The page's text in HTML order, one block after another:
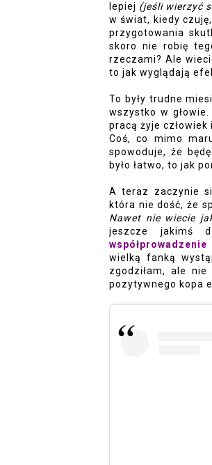
lepiej (jeśli wierzyć
w świat, kiedy
przygotowania
skoro nie robię
rzeczami? Ale
to jak wyglądają
To były trudne
wszystko w
pracą żyje człowiek
Coś, co mimo
spowoduje, że
było łatwo, to jak
A teraz zaczynie
która nie dość, że
Nawet nie wiecie
wielką fanką
zgodziłam, ale
pozytywnego kopa